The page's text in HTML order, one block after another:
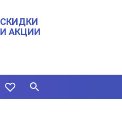
СКИДКИ
И АКЦИИ